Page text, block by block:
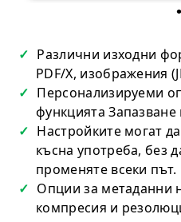
Различни изходни
PDF/X, изображения
Персонализируеми
функцията Запазване
Настройките могат
късна употреба, без
променяте всеки път.
Опции за метаданни
компресия и